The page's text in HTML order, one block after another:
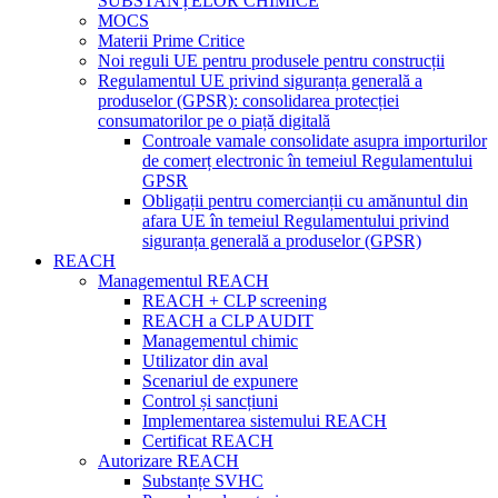
MOCS
Materii Prime Critice
Noi reguli UE pentru produsele pentru construcții
Regulamentul UE privind siguranța generală a
produselor (GPSR): consolidarea protecției
consumatorilor pe o piață digitală
Controale vamale consolidate asupra importurilor
de comerț electronic în temeiul Regulamentului
GPSR
Obligații pentru comercianții cu amănuntul din
afara UE în temeiul Regulamentului privind
siguranța generală a produselor (GPSR)
REACH
Managementul REACH
REACH + CLP screening
REACH a CLP AUDIT
Managementul chimic
Utilizator din aval
Scenariul de expunere
Control și sancțiuni
Implementarea sistemului REACH
Certificat REACH
Autorizare REACH
Substanțe SVHC